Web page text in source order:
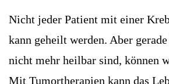
Nicht jeder Patient mit einer
kann geheilt werden. Aber
nicht mehr heilbar sind, können
Mit Tumortherapien kann das